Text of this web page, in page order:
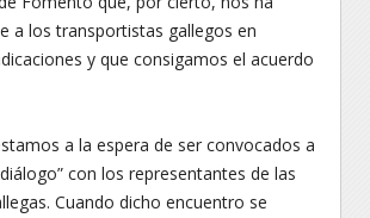
a los transportistas gallegos en
y que consigamos el acuerdo
a la espera de ser convocados a
con los representantes de las
Cuando dicho encuentro se